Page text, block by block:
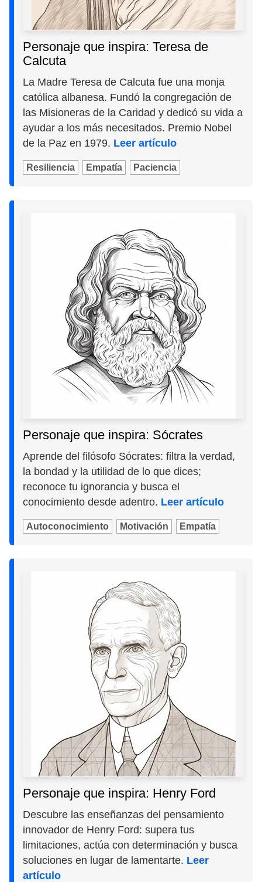
Personaje que inspira: Teresa de
Calcuta
La Madre Teresa de Calcuta fue una monja
católica albanesa. Fundó la congregación de
las Misioneras de la Caridad y dedicó su vida a
ayudar a los más necesitados. Premio Nobel
de la Paz en 1979. Leer artículo
Resiliencia Empatía Paciencia
Personaje que inspira: Sócrates
Aprende del filósofo Sócrates: filtra la verdad,
la bondad y la utilidad de lo que dices;
reconoce tu ignorancia y busca el
conocimiento desde adentro. Leer artículo
Autoconocimiento Motivación Empatía
Personaje que inspira: Henry Ford
Descubre las enseñanzas del pensamiento
innovador de Henry Ford: supera tus
limitaciones, actúa con determinación y busca
soluciones en lugar de lamentarte. Leer
artículo